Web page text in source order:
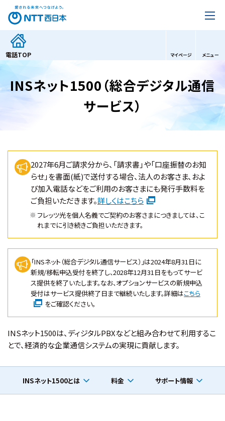
電話TOP マイページ メニュー
INSネット1500（総合デジタル通信
サービス）
2027年6月ご請求分から、「請求書」や「口座振替のお知
らせ」を書面(紙)で送付する場合、法人のお客さま、およ
び加入電話などをご利用のお客さまにも発行手数料を
ご負担いただきます。詳しくはこちら
フレッツ光を個人名義でご契約のお客さまにつきましては、こ
れまでに引き続きご負担いただきます。
「INSネット（総合デジタル通信サービス）」は2024年8月31日に
新規/移転申込受付を終了し、2028年12月31日をもってサービ
ス提供を終了いたします。なお、オプションサービスの新規申込
受付はサービス提供終了日まで継続いたします。詳細はこちら
をご確認ください。
INSネット1500は、ディジタルPBXなどと組み合わせて利用するこ
とで、経済的な企業通信システムの実現に貢献します。
INSネット1500とは 料金 サポート情報